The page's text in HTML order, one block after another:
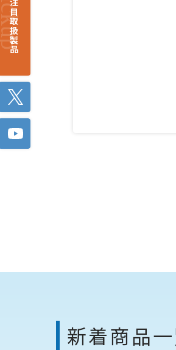
新着商品
注目取扱製品